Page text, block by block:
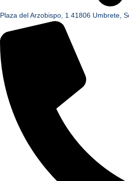
Plaza del Arzobispo, 1 41806 Umbrete,